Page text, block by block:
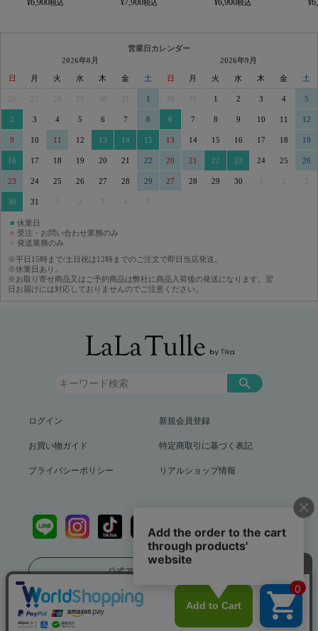
6,900 7,900 6,900
営業日カレンダー
2026年8月
日 月 火 水 木 金 土
29 30 31 1
2 3 4 5 6 7 8
9 10 11 12 13 14 15
16 17 18 19 20 21 22
23 24 25 26 27 28 29
30 31 3 5
2026年9月
日 月 火 水 木 金 土
30 31 1 2 3 4 5
6 7 8 9 10 11 12
13 14 15 16 17 18 19
20 21 22 23 24 25 26
27 28 29 30 3
■ 休業日
■ 受注・お問い合わせ業務のみ
■ 発送業務のみ
※平日15時まで/土日祝は12時までのご注文で即日当店発送。
※休業日あり。
※お取り寄せ商品又はご予約商品は弊社に商品入荷後の発送になります。翌
日お届けには対応しておりませんのでご注意ください。
ログイン 新規会員登録
お買い物ガイド 特定商取引に基づく表記
プライバシーポリシー リアルショップ情報
公式アプリをダウンロード
送料799円（沖縄、離島を除く）12,000円以上で送料無料